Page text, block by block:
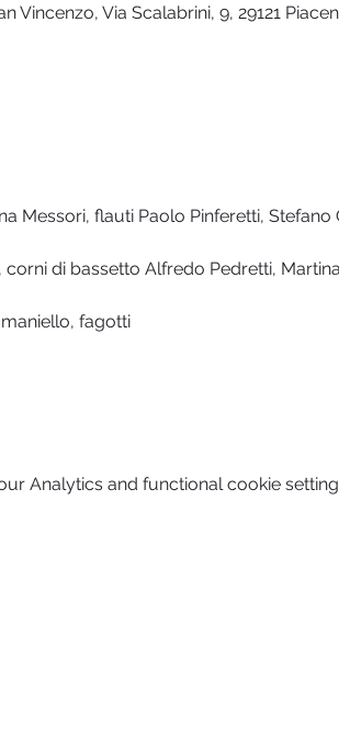
Vincenzo, Via Scalabrini, 9, 29121
Messori, flauti Paolo Pinferetti,
corni di bassetto Alfredo Pedretti,
fagotti
Analytics and functional cookie